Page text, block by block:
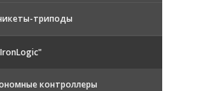
триподы
контроллеры